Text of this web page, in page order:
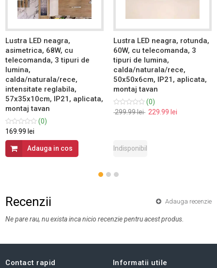
Lustra LED neagra,
asimetrica, 68W, cu
telecomanda, 3 tipuri de
lumina,
calda/naturala/rece,
intensitate reglabila,
57x35x10cm, IP21, aplicata,
montaj tavan
(0)
169.99 lei
Adauga in cos
Lustra LED neagra, rotunda,
60W, cu telecomanda, 3
tipuri de lumina,
calda/naturala/rece,
50x50x6cm, IP21, aplicata,
montaj tavan
(0)
299.99 lei 229.99 lei
Indisponibil
Recenzii Adauga recenzie
Ne pare rau, nu exista inca nicio recenzie pentru acest produs.
Contact rapid Informatii utile